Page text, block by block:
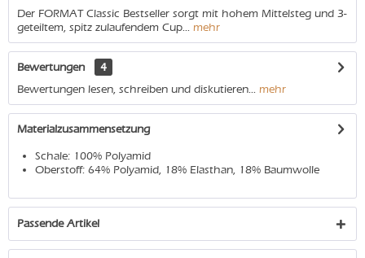
Der FORMAT Classic Bestseller sorgt mit hohem Mittelsteg und 3-
geteiltem, spitz zulaufendem Cup... mehr
Bewertungen
4
Bewertungen lesen, schreiben und diskutieren... mehr
Materialzusammensetzung
Schale: 100% Polyamid
Oberstoff: 64% Polyamid, 18% Elasthan, 18% Baumwolle
Passende Artikel